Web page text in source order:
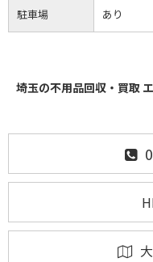
駐車場 あり
埼玉の不用品回収・買取